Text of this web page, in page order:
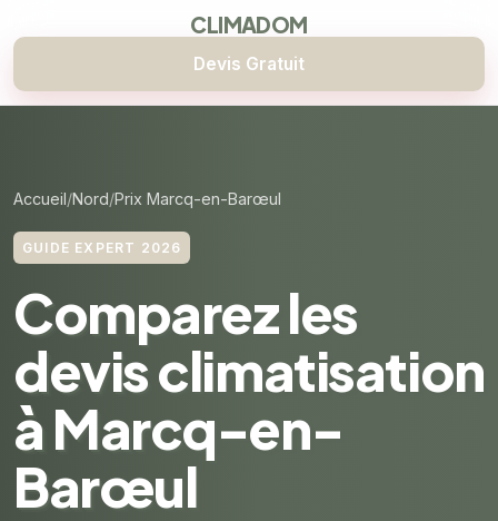
CLIMADOM
Devis Gratuit
Accueil Nord Prix Marcq-en-Barœul
GUIDE EXPERT 2026
Comparez les
devis climatisation
à Marcq-en-
Barœul